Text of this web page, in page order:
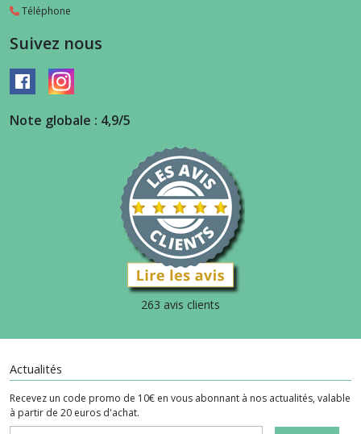
Téléphone
Suivez nous
Note globale : 4,9/5
263 avis clients
Actualités
Recevez un code promo de 10€ en vous abonnant à nos actualités, valable
à partir de 20 euros d'achat.